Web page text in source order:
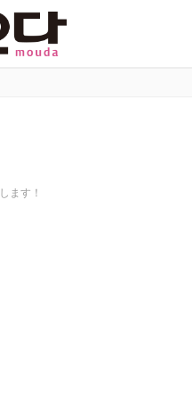
ます！